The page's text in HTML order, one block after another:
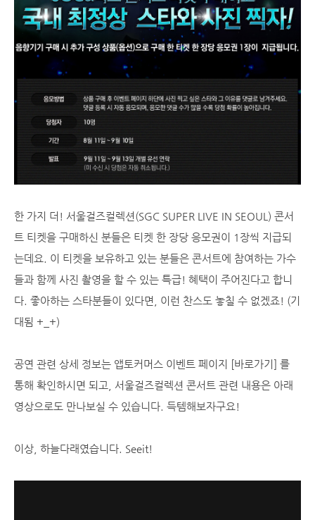
한 가지 더! 서울걸즈컬렉션(SGC SUPER LIVE IN SEOUL) 콘서
트 티켓을 구매하신 분들은 티켓 한 장당 응모권이 1장씩 지급되
는데요. 이 티켓을 보유하고 있는 분들은 콘서트에 참여하는 가수
들과 함께 사진 촬영을 할 수 있는 특급! 혜택이 주어진다고 합니
다. 좋아하는 스타분들이 있다면, 이런 찬스도 놓칠 수 없겠죠! (기
대됨 +_+)
공연 관련 상세 정보는 앱토커머스 이벤트 페이지 [바로가기] 를
통해 확인하시면 되고, 서울걸즈컬렉션 콘서트 관련 내용은 아래
영상으로도 만나보실 수 있습니다. 득템해보자구요!
이상, 하늘다래였습니다. Seeit!